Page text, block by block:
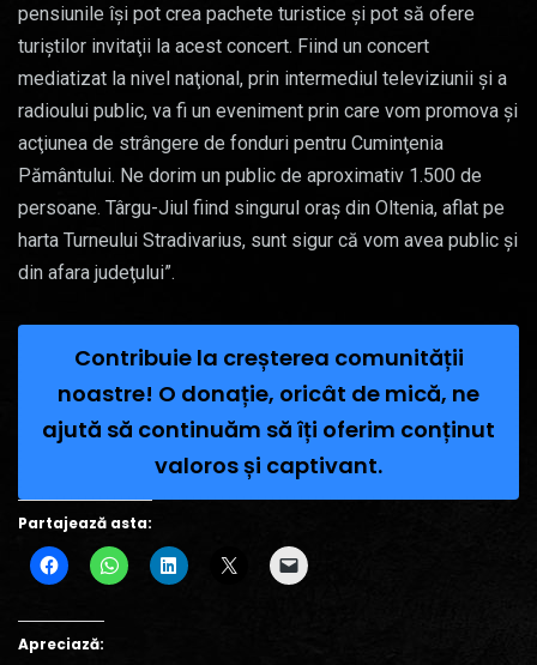
pensiunile îşi pot crea pachete turistice şi pot să ofere
turiştilor invitaţii la acest concert. Fiind un concert
mediatizat la nivel naţional, prin intermediul televiziunii şi a
radioului public, va fi un eveniment prin care vom promova şi
acţiunea de strângere de fonduri pentru Cuminţenia
Pământului. Ne dorim un public de aproximativ 1.500 de
persoane. Târgu-Jiul fiind singurul oraş din Oltenia, aflat pe
harta Turneului Stradivarius, sunt sigur că vom avea public şi
din afara judeţului”.
Contribuie la creșterea comunității
noastre! O donație, oricât de mică, ne
ajută să continuăm să îți oferim conținut
valoros și captivant.
Partajează asta:
Apreciază: